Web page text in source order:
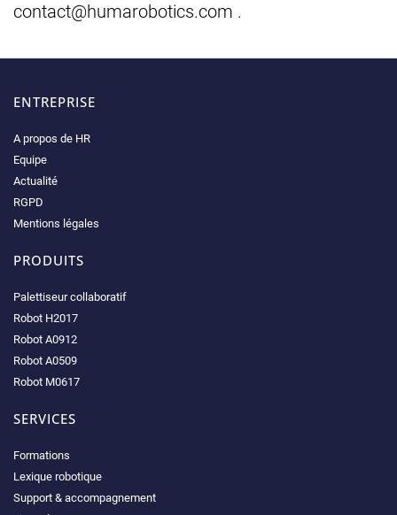
contact@humarobotics.com .
ENTREPRISE
A propos de HR
Equipe
Actualité
RGPD
Mentions légales
PRODUITS
Palettiseur collaboratif
Robot H2017
Robot A0912
Robot A0509
Robot M0617
SERVICES
Formations
Lexique robotique
Support & accompagnement